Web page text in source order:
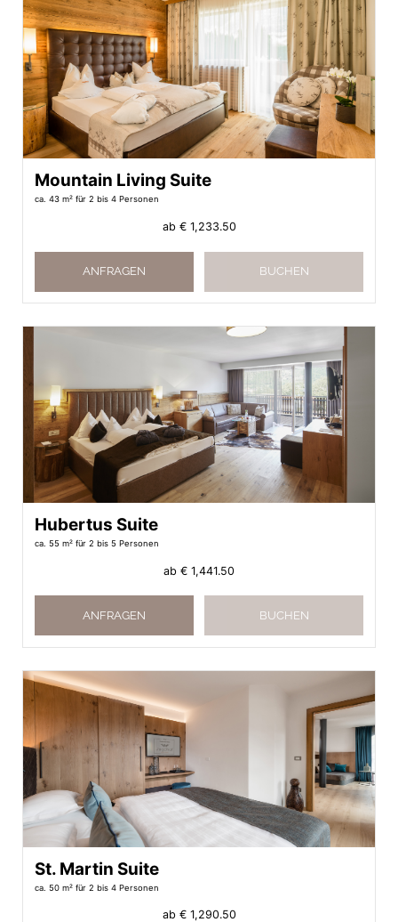
Mountain Living Suite
ca. 43 m² für 2 bis 4 Personen
ab € 1,233.50
ANFRAGEN BUCHEN
Hubertus Suite
ca. 55 m² für 2 bis 5 Personen
ab € 1,441.50
ANFRAGEN BUCHEN
St. Martin Suite
ca. 50 m² für 2 bis 4 Personen
ab € 1,290.50